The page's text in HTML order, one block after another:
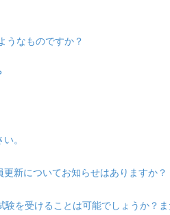
うなものですか？
。
新についてお知らせはありますか？
を受けることは可能でしょうか？